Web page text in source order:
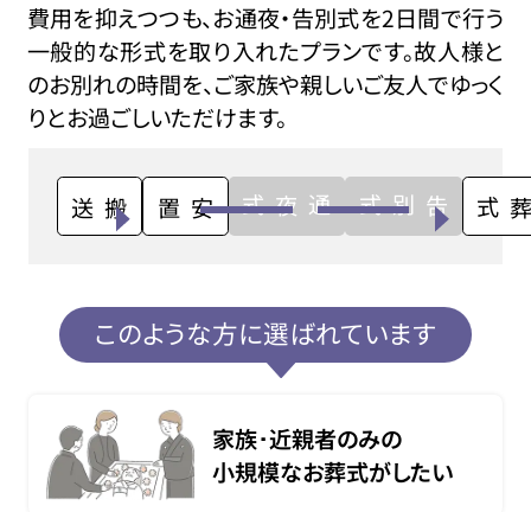
費用を抑えつつも、お通夜・告別式を2日間で行う
一般的な形式を取り入れたプランです。故人様と
のお別れの時間を、ご家族や親しいご友人でゆっく
りとお過ごしいただけます。
搬送 安置 通夜式 告別式 火葬式
このような方に選ばれています
家族･近親者のみの
小規模なお葬式がしたい